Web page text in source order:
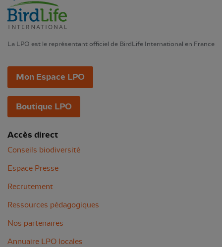
La LPO est le représentant officiel de BirdLife International en France
Mon Espace LPO
Boutique LPO
Accès direct
Conseils biodiversité
Espace Presse
Recrutement
Ressources pédagogiques
Nos partenaires
Annuaire LPO locales